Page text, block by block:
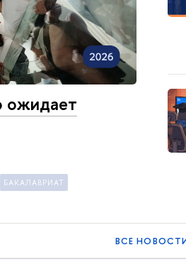
ожидает
БАКАЛАВРИАТ
ВСЕ